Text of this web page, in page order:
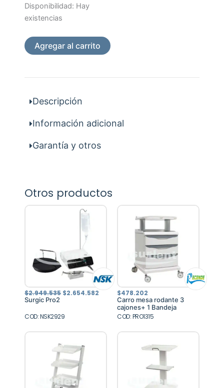
Disponibilidad: Hay
existencias
Inserto
Endo
cantidad
Agregar al carrito
Descripción
Información adicional
Garantía y otros
Otros productos
$2.949.535 El
precio
$2.949.535.
$2.654.582 El
precio
actual
$2.654.582.
Surgic Pro2
COD: NSK2929
$478.202
Carro mesa rodante 3
cajones+ 1 Bandeja
COD: PRO1315